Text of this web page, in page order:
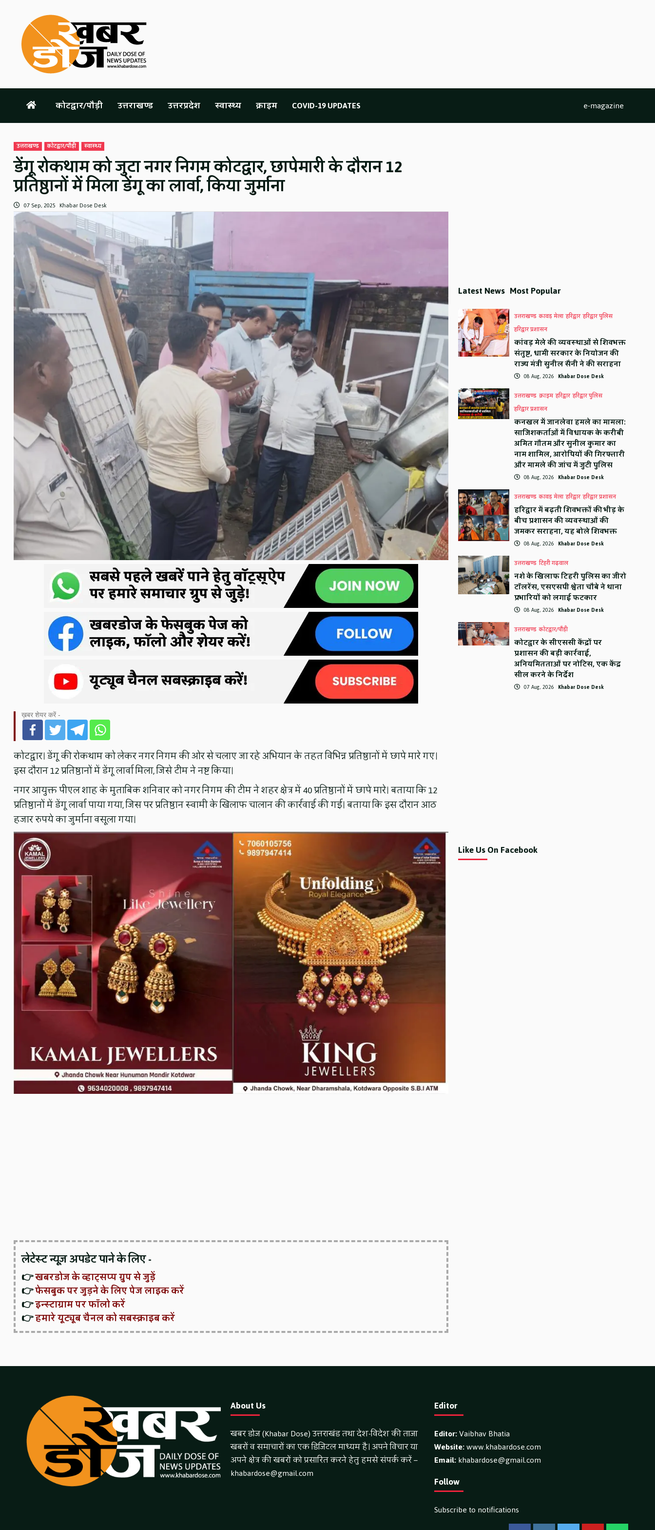
content
कोटद्वार/पौड़ी उत्तराखण्ड उत्तरप्रदेश स्वास्थ्य क्राइम COVID-19 UPDATES e-magazine
उत्तराखण्ड कोटद्वार/पौड़ी स्वास्थ्य
डेंगू रोकथाम को जुटा नगर निगम कोटद्वार, छापेमारी के दौरान 12
प्रतिष्ठानों में मिला डेंगू का लार्वा, किया जुर्माना
07 Sep, 2025 Khabar Dose Desk
ख़बर शेयर करें -
कोटद्वार। डेंगू की रोकथाम को लेकर नगर निगम की ओर से चलाए जा रहे अभियान के तहत विभिन्न प्रतिष्ठानों में छापे मारे गए।
इस दौरान 12 प्रतिष्ठानों में डेंगू लार्वा मिला, जिसे टीम ने नष्ट किया।
नगर आयुक्त पीएल शाह के मुताबिक शनिवार को नगर निगम की टीम ने शहर क्षेत्र में 40 प्रतिष्ठानों में छापे मारे। बताया कि 12
प्रतिष्ठानों में डेंगू लार्वा पाया गया, जिस पर प्रतिष्ठान स्वामी के खिलाफ चालान की कार्रवाई की गई। बताया कि इस दौरान आठ
हजार रुपये का जुर्माना वसूला गया।
लेटेस्ट न्यूज़ अपडेट पाने के लिए -
👉खबरडोज के व्हाट्सप्प ग्रुप से जुड़ें
👉फेसबुक पर जुड़ने के लिए पेज लाइक करें
👉इन्स्टाग्राम पर फॉलो करें
👉हमारे यूट्यूब चैनल को सबस्क्राइब करें
Latest News Most Popular
उत्तराखण्ड कावड़ मेला हरिद्वार हरिद्वार पुलिस
हरिद्वार प्रशासन
कांवड़ मेले की व्यवस्थाओं से शिवभक्त
संतुष्ट, धामी सरकार के नियोजन की
राज्य मंत्री सुनील सैनी ने की सराहना
08 Aug, 2026 Khabar Dose Desk
उत्तराखण्ड क्राइम हरिद्वार हरिद्वार पुलिस
हरिद्वार प्रशासन
कनखल में जानलेवा हमले का मामला:
साजिशकर्ताओं में विधायक के करीबी
अमित गौतम और सुनील कुमार का
नाम शामिल, आरोपियों की गिरफ्तारी
और मामले की जांच में जुटी पुलिस
08 Aug, 2026 Khabar Dose Desk
उत्तराखण्ड कावड़ मेला हरिद्वार हरिद्वार प्रशासन
हरिद्वार में बढ़ती शिवभक्तों की भीड़ के
बीच प्रशासन की व्यवस्थाओं की
जमकर सराहना, यह बोले शिवभक्त
08 Aug, 2026 Khabar Dose Desk
उत्तराखण्ड टिहरी गढ़वाल
नशे के खिलाफ टिहरी पुलिस का जीरो
टॉलरेंस, एसएसपी श्वेता चौबे ने थाना
प्रभारियों को लगाई फटकार
08 Aug, 2026 Khabar Dose Desk
उत्तराखण्ड कोटद्वार/पौड़ी
कोटद्वार के सीएससी केंद्रों पर
प्रशासन की बड़ी कार्रवाई,
अनियमितताओं पर नोटिस, एक केंद्र
सील करने के निर्देश
07 Aug, 2026 Khabar Dose Desk
Like Us On Facebook
About Us
खबर डोज (Khabar Dose) उत्तराखंड तथा देश-विदेश की ताजा
खबरों व समाचारों का एक डिजिटल माध्यम है। अपने विचार या
अपने क्षेत्र की खबरों को प्रसारित करने हेतु हमसे संपर्क करें –
khabardose@gmail.com
Editor
Editor:Vaibhav Bhatia
Website:www.khabardose.com
Email:khabardose@gmail.com
Follow
Subscribe to notifications